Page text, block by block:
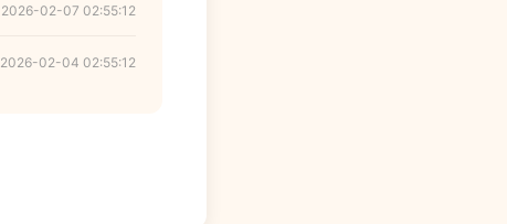
2026-02-07 02:55:12
2026-02-04 02:55:12